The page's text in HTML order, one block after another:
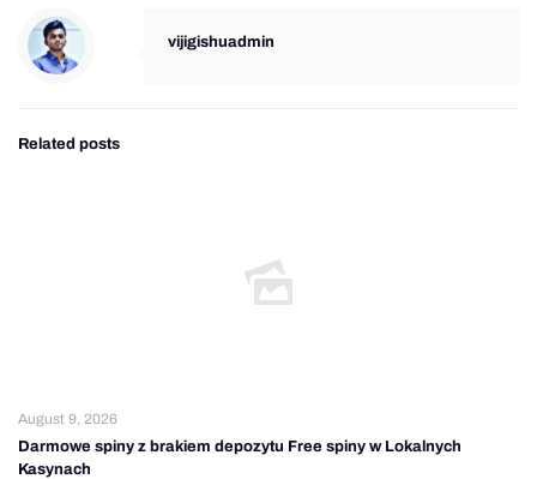
vijigishuadmin
Related posts
August 9, 2026
Darmowe spiny z brakiem depozytu Free spiny w Lokalnych
Kasynach